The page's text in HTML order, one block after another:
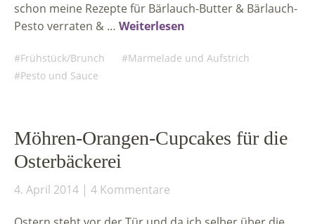
schon meine Rezepte für Bärlauch-Butter & Bärlauch-
Pesto verraten & … Weiterlesen
Frühstück/Brunch
Marmelade und Aufstrich
Pesto und Sauce
Möhren-Orangen-Cupcakes für die
Osterbäckerei
4. April 2014 4 Kommentare